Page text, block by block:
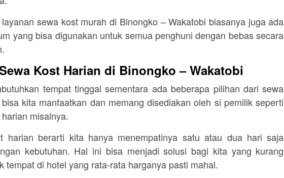
sewa kost murah di Binongko – Wakatobi biasanya juga ada
yang bisa digunakan untuk semua penghuni dengan bebas secara
Kost Harian di Binongko – Wakatobi
tempat tinggal sementara ada beberapa pilihan dari sewa
kita manfaatkan dan memang disediakan oleh si pemilik seperti
misalnya.
harian berarti kita hanya menempatinya satu atau dua hari saja
kebutuhan. Hal ini bisa menjadi solusi bagi kita yang kurang
tempat di hotel yang rata-rata harganya pasti mahal.